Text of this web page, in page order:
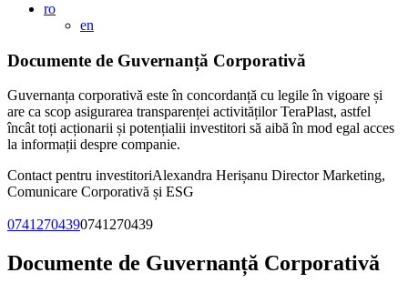
ro
en
Documente de Guvernanță Corporativă
Guvernanța corporativă este în concordanță cu legile în vigoare și
are ca scop asigurarea transparenței activităților TeraPlast, astfel
încât toți acționarii și potențialii investitori să aibă în mod egal acces
la informații despre companie.
Contact pentru investitoriAlexandra Herișanu Director Marketing,
Comunicare Corporativă și ESG
07412704390741270439
Documente de Guvernanță Corporativă